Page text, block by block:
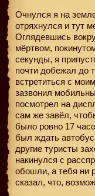
Очнулся я на
отряхнулся и тут
Оглядевшись
мёртвом,
секунды, я
почти добежал до
встретиться с
зазвонил
посмотрел на
сам же завёл,
было ровно 17
был ждать
другие туристы
накинулся с
обошли, а тебя ни
сказал, что,